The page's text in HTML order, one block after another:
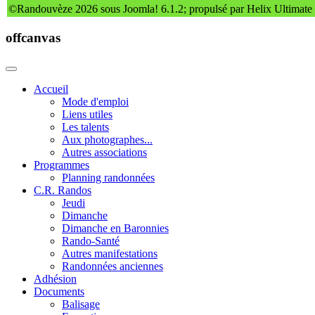
©Randouvèze 2026 sous Joomla! 6.1.2; propulsé par Helix Ultimate
offcanvas
Accueil
Mode d'emploi
Liens utiles
Les talents
Aux photographes...
Autres associations
Programmes
Planning randonnées
C.R. Randos
Jeudi
Dimanche
Dimanche en Baronnies
Rando-Santé
Autres manifestations
Randonnées anciennes
Adhésion
Documents
Balisage